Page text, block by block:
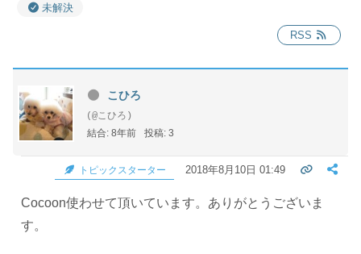
未解決
RSS
こひろ
(@こひろ)
結合: 8年前
投稿: 3
トピックスターター 2018年8月10日 01:49
Cocoon使わせて頂いています。ありがとうございま
す。